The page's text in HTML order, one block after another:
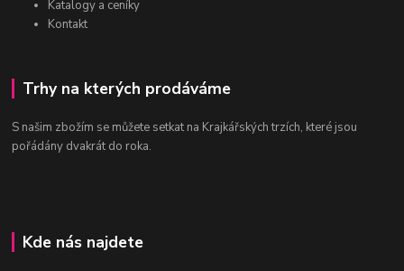
Katalogy a ceníky
Kontakt
Trhy na kterých prodáváme
S našim zbožím se můžete setkat na Krajkářských trzích, které jsou
pořádány dvakrát do roka.
Kde nás najdete